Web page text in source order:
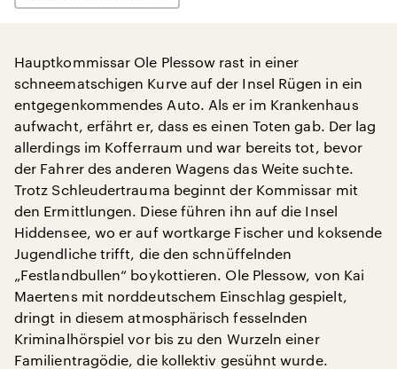
Hauptkommissar Ole Plessow rast in einer
schneematschigen Kurve auf der Insel Rügen in ein
entgegenkommendes Auto. Als er im Krankenhaus
aufwacht, erfährt er, dass es einen Toten gab. Der lag
allerdings im Kofferraum und war bereits tot, bevor
der Fahrer des anderen Wagens das Weite suchte.
Trotz Schleudertrauma beginnt der Kommissar mit
den Ermittlungen. Diese führen ihn auf die Insel
Hiddensee, wo er auf wortkarge Fischer und koksende
Jugendliche trifft, die den schnüffelnden
„Festlandbullen“ boykottieren. Ole Plessow, von Kai
Maertens mit norddeutschem Einschlag gespielt,
dringt in diesem atmosphärisch fesselnden
Kriminalhörspiel vor bis zu den Wurzeln einer
Familientragödie, die kollektiv gesühnt wurde.